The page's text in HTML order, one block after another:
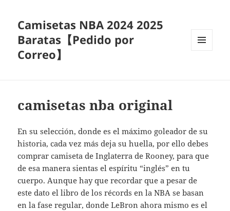
Camisetas NBA 2024 2025
Baratas【Pedido por
Correo】
camisetas nba original
En su selección, donde es el máximo goleador de su
historia, cada vez más deja su huella, por ello debes
comprar camiseta de Inglaterra de Rooney, para que
de esa manera sientas el espíritu “inglés” en tu
cuerpo. Aunque hay que recordar que a pesar de
este dato el libro de los récords en la NBA se basan
en la fase regular, donde LeBron ahora mismo es el